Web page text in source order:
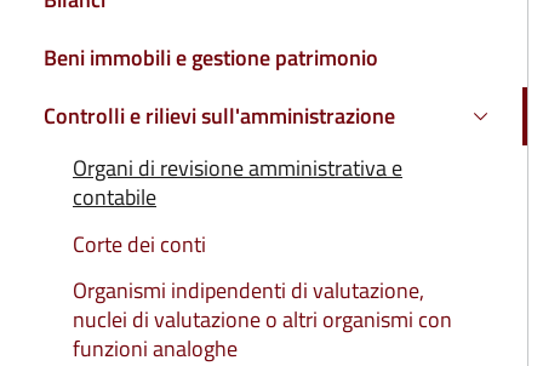
Beni immobili e gestione patrimonio
Controlli e rilievi sull'amministrazione
Attivo
Organi di revisione amministrativa e
contabile
Corte dei conti
Organismi indipendenti di valutazione,
nuclei di valutazione o altri organismi con
funzioni analoghe